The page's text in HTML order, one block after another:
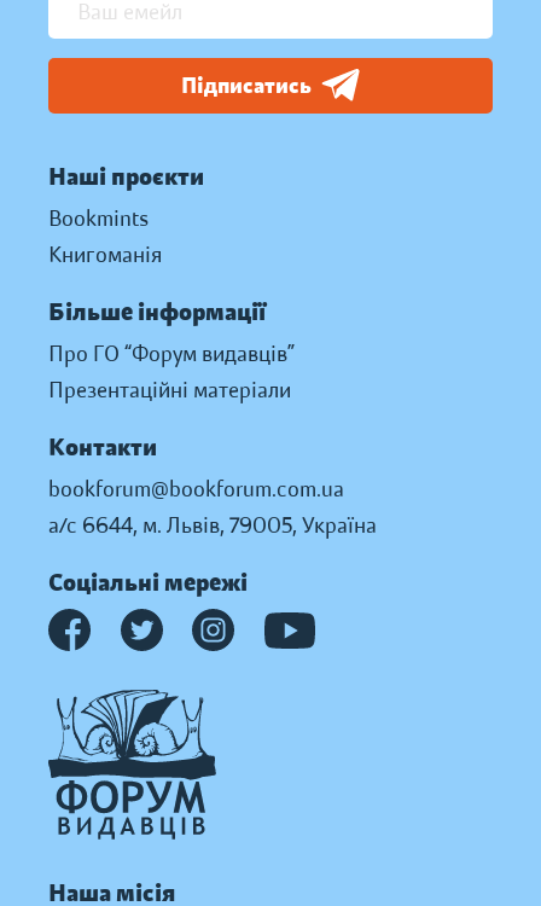
Підписатись
Наші проєкти
Bookmints
Книгоманія
Більше інформації
Про ГО “Форум видавців”
Презентаційні матеріали
Контакти
bookforum@bookforum.com.ua
а/с 6644, м. Львів, 79005, Україна
Соціальні мережі
Наша місія